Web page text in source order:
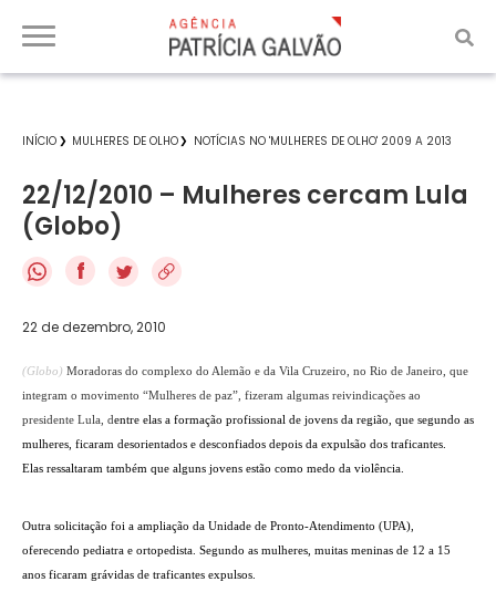
INÍCIO MULHERES DE OLHO NOTÍCIAS NO 'MULHERES DE OLHO' 2009 A 2013
22/12/2010 – Mulheres cercam Lula
(Globo)
f
22 de dezembro, 2010
(Globo) Moradoras do complexo do Alemão e da Vila Cruzeiro, no Rio de Janeiro, que
integram o movimento “Mulheres de paz”, fizeram algumas reivindicações ao
presidente Lula, dentre elas a formação profissional de jovens da região, que segundo as
mulheres, ficaram desorientados e desconfiados depois da expulsão dos traficantes.
Elas ressaltaram também que alguns jovens estão como medo da violência.
Outra solicitação foi a ampliação da Unidade de Pronto-Atendimento (UPA),
oferecendo pediatra e ortopedista. Segundo as mulheres, muitas meninas de 12 a 15
anos ficaram grávidas de traficantes expulsos.